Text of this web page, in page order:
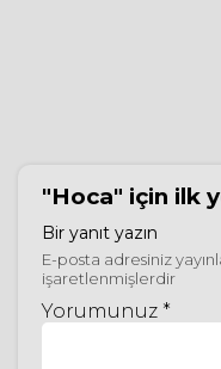
"Hoca" için ilk
Bir yanıt yazın
E-posta adresiniz
işaretlenmişlerdir
Yorumunuz *